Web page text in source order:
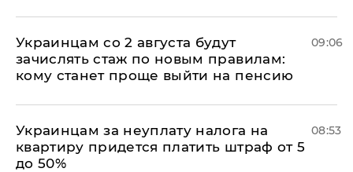
Украинцам со 2 августа будут
зачислять стаж по новым правилам:
кому станет проще выйти на пенсию
09:06
Украинцам за неуплату налога на
квартиру придется платить штраф от 5
до 50%
08:53